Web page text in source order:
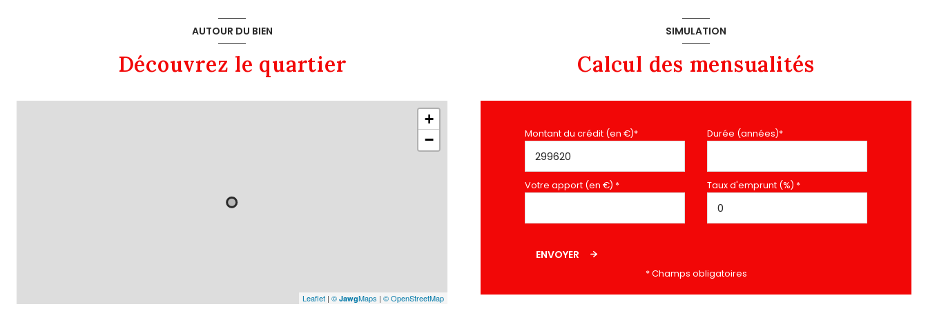
AUTOUR DU BIEN
Découvrez le quartier
+
−
Leaflet | © JawgMaps | © OpenStreetMap
SIMULATION
Calcul des mensualités
Montant du crédit (en €)* Durée (années)*
Votre apport (en €) * Taux d'emprunt (%) *
ENVOYER
* Champs obligatoires